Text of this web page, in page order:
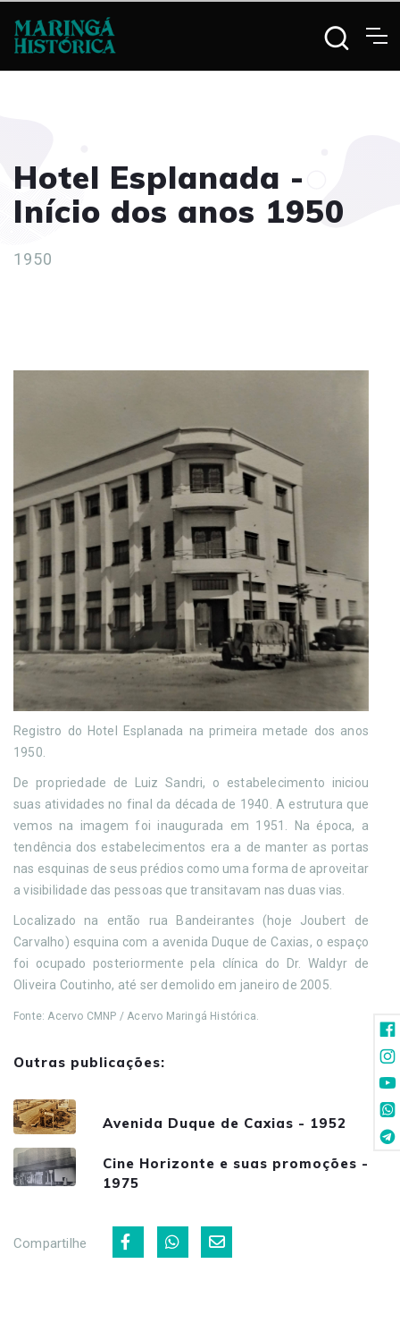
Hotel Esplanada -
Início dos anos 1950
1950
Registro do Hotel Esplanada na primeira metade dos anos
1950.
De propriedade de Luiz Sandri, o estabelecimento iniciou
suas atividades no final da década de 1940. A estrutura que
vemos na imagem foi inaugurada em 1951. Na época, a
tendência dos estabelecimentos era a de manter as portas
nas esquinas de seus prédios como uma forma de aproveitar
a visibilidade das pessoas que transitavam nas duas vias.
Localizado na então rua Bandeirantes (hoje Joubert de
Carvalho) esquina com a avenida Duque de Caxias, o espaço
foi ocupado posteriormente pela clínica do Dr. Waldyr de
Oliveira Coutinho, até ser demolido em janeiro de 2005.
Fonte: Acervo CMNP / Acervo Maringá Histórica.
Outras publicações:
Avenida Duque de Caxias - 1952
Cine Horizonte e suas promoções -
1975
Compartilhe